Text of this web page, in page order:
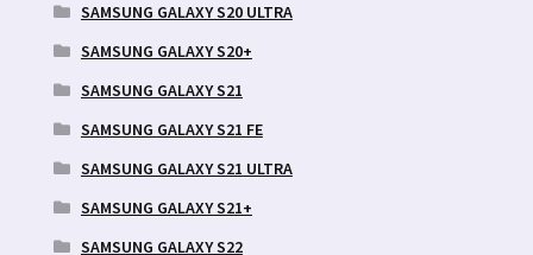
SAMSUNG GALAXY S20 ULTRA
SAMSUNG GALAXY S20+
SAMSUNG GALAXY S21
SAMSUNG GALAXY S21 FE
SAMSUNG GALAXY S21 ULTRA
SAMSUNG GALAXY S21+
SAMSUNG GALAXY S22